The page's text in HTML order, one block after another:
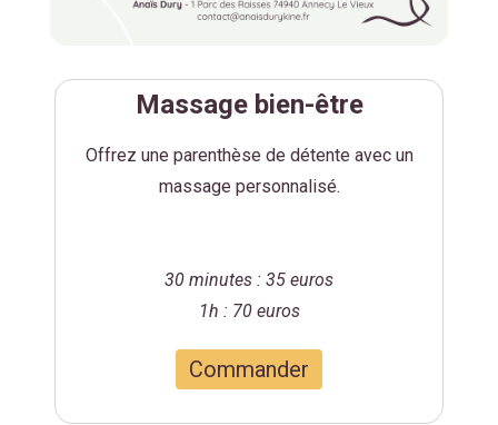
Massage bien-être
Offrez une parenthèse de détente avec un
massage personnalisé.
30 minutes : 35 euros
1h : 70 euros
Commander